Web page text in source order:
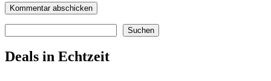
Suchen
Deals in Echtzeit